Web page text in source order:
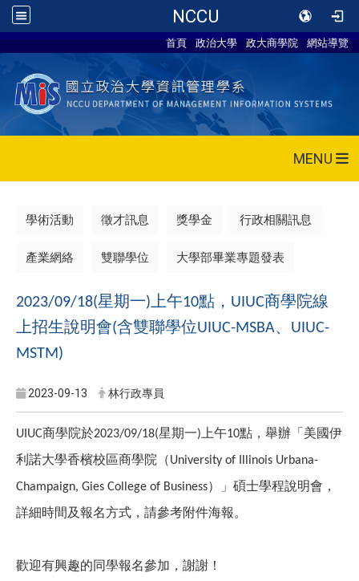
NCCU
首頁 政治大學 政大商學院 網站導覽
MENU
學術活動 徵才訊息 獎學金 行政相關訊息
產業網絡 雙聯學位 大學部畢業專題發表
2023/09/18(星期一) 上午10點， UIUC商學院線
上招生說明會(含雙聯學位UIUC-MSBA、 UIUC-
MSTM)
2023-09-13 林行政專員
UIUC商學院於2023/09/18(星期一) 上午10點，舉辦「美國伊
利諾大學香檳校區商學院（University of Illinois Urbana-
Champaign, Gies College of Business）」碩士學程說明會，
詳細時間及報名方式，請參考附件海報。
歡迎有興趣的同學報名參加，謝謝！